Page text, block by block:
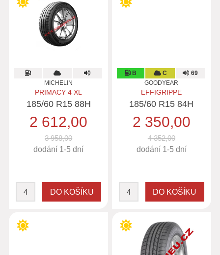
MICHELIN
PRIMACY 4 XL
185/60 R15 88H
2 612,00
3 958,00
dodání 1-5 dní
B C
69
GOODYEAR
EFFIGRIPPE
185/60 R15 84H
2 350,00
4 352,00
dodání 1-5 dní